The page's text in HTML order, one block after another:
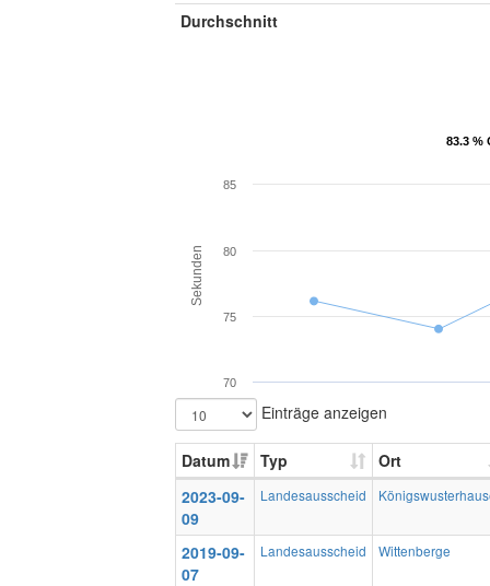
Durchschnitt
83.3 %
83.3 %
Sekunden
70
75
80
85
Einträge anzeigen
Datum Typ
Ort
2023-09-
09
Landesausscheid
2019-09-
07
Landesausscheid Wittenberge